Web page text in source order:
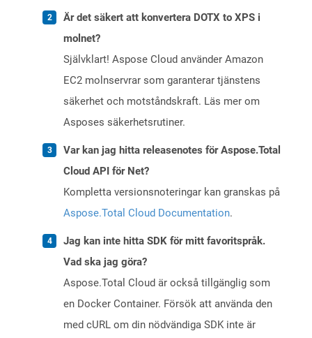
Är det säkert att konvertera DOTX to XPS i
molnet?
Självklart! Aspose Cloud använder Amazon
EC2 molnservrar som garanterar tjänstens
säkerhet och motståndskraft. Läs mer om
Asposes säkerhetsrutiner.
Var kan jag hitta releasenotes för Aspose.Total
Cloud API för Net?
Kompletta versionsnoteringar kan granskas på
Aspose.Total Cloud Documentation.
Jag kan inte hitta SDK för mitt favoritspråk.
Vad ska jag göra?
Aspose.Total Cloud är också tillgänglig som
en Docker Container. Försök att använda den
med cURL om din nödvändiga SDK inte är